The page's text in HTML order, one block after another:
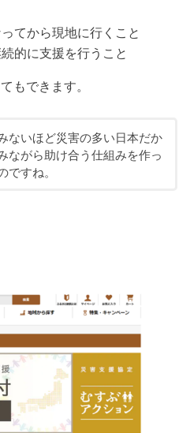
てから現地に行くこと
的に支援を行うこと
もできます。
ないほど災害の多い日本だか
ながら助け合う仕組みを作っ
ですね。